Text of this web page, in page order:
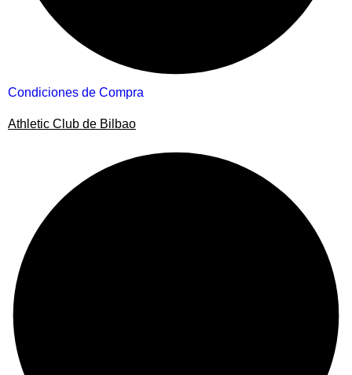
Condiciones de Compra
Athletic Club de Bilbao